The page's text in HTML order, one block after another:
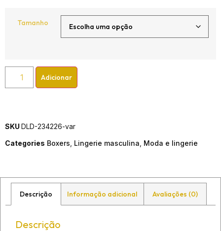
Tamanho
Adicionar
SKU DLD-234226-var
Categories Boxers Lingerie masculina Moda e lingerie
Descrição Informação adicional Avaliações (0)
Descrição